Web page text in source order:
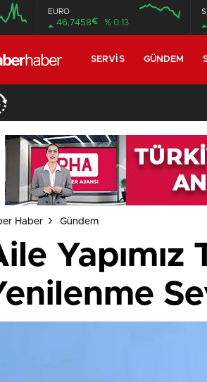
EURO
46,7458€ % 0.13
SERVIS GÜNDEM
Haber Gündem